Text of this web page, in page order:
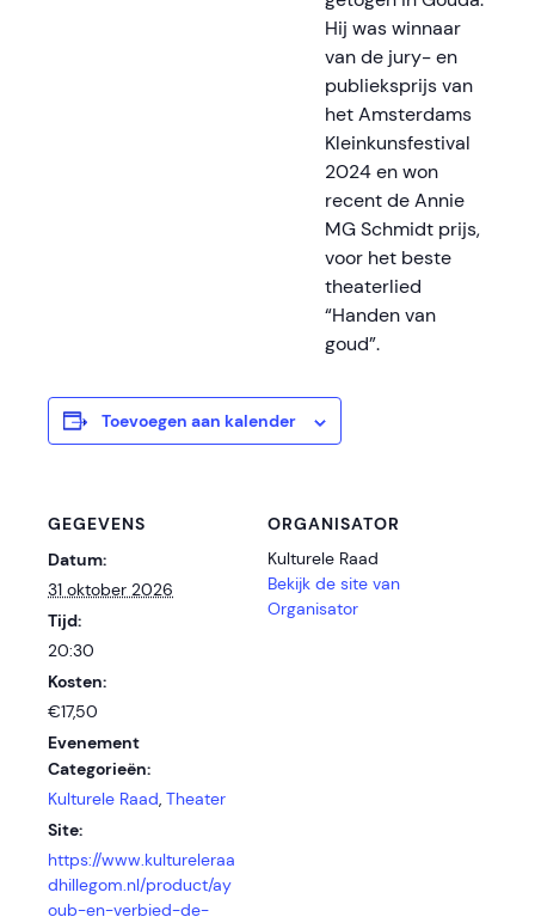
Hij was winnaar
van de jury- en
publieksprijs van
het Amsterdams
Kleinkunsfestival
2024 en won
recent de Annie
MG Schmidt prijs,
voor het beste
theaterlied
“Handen van
goud”.
Toevoegen aan kalender
GEGEVENS
Datum:
31 oktober 2026
Tijd:
20:30
Kosten:
€17,50
Evenement
Categorieën:
Kulturele Raad, Theater
Site:
https://www.kultureleraa
dhillegom.nl/product/ay
oub-en-verbied-de-
ORGANISATOR
Kulturele Raad
Bekijk de site van
Organisator